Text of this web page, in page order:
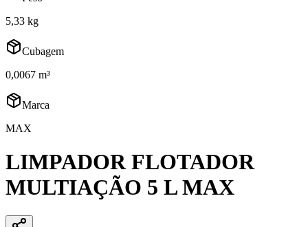
5,33 kg
Cubagem
0,0067 m³
Marca
MAX
LIMPADOR FLOTADOR
MULTIAÇÃO 5 L MAX